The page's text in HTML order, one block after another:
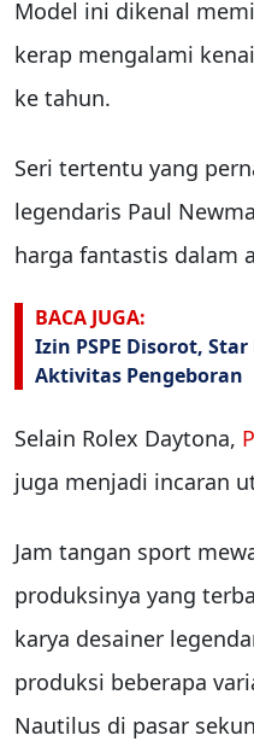
Model ini dikenal
kerap mengalami
ke tahun.
Seri tertentu yang
legendaris Paul
harga fantastis dalam
BACA JUGA:
Izin PSPE Disorot,
Aktivitas Pengeboran
Selain Rolex Daytona,
juga menjadi incaran
Jam tangan sport
produksinya yang
karya desainer
produksi beberapa
Nautilus di pasar